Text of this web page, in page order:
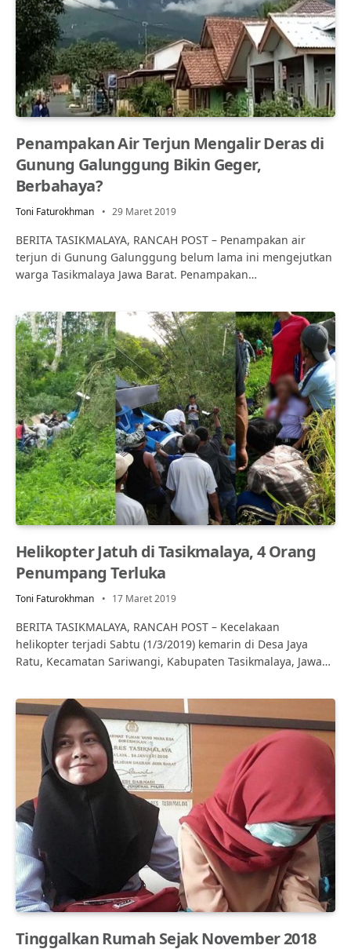
Penampakan Air Terjun Mengalir Deras di
Gunung Galunggung Bikin Geger,
Berbahaya?
Toni Faturokhman 29 Maret 2019
BERITA TASIKMALAYA, RANCAH POST – Penampakan air
terjun di Gunung Galunggung belum lama ini mengejutkan
warga Tasikmalaya Jawa Barat. Penampakan…
Helikopter Jatuh di Tasikmalaya, 4 Orang
Penumpang Terluka
Toni Faturokhman 17 Maret 2019
BERITA TASIKMALAYA, RANCAH POST – Kecelakaan
helikopter terjadi Sabtu (1/3/2019) kemarin di Desa Jaya
Ratu, Kecamatan Sariwangi, Kabupaten Tasikmalaya, Jawa…
Tinggalkan Rumah Sejak November 2018